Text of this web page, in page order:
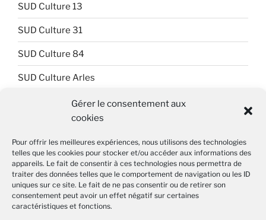
Gérer le consentement aux
cookies
Pour offrir les meilleures expériences, nous utilisons des technologies
telles que les cookies pour stocker et/ou accéder aux informations des
appareils. Le fait de consentir à ces technologies nous permettra de
traiter des données telles que le comportement de navigation ou les ID
uniques sur ce site. Le fait de ne pas consentir ou de retirer son
consentement peut avoir un effet négatif sur certaines
caractéristiques et fonctions.
SUD Culture 13
SUD Culture 31
SUD Culture 84
SUD Culture Arles
SUD Culture Art Architecture
SUD Culture Beaubourg
SUD Culture Bibliothèque nationale de France (BnF)
SUD Culture Métiers du livre
SUD Culture MICAM IDF